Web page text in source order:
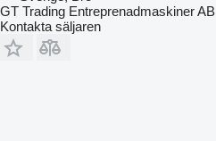
GT Trading Entreprenadmaskiner AB
Kontakta säljaren